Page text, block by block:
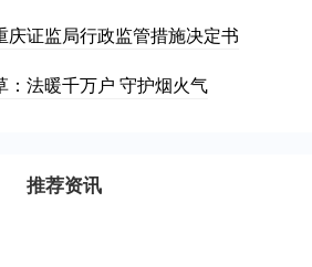
庆证监局行政监管措施决定书
：法暖千万户 守护烟火气
推荐资讯